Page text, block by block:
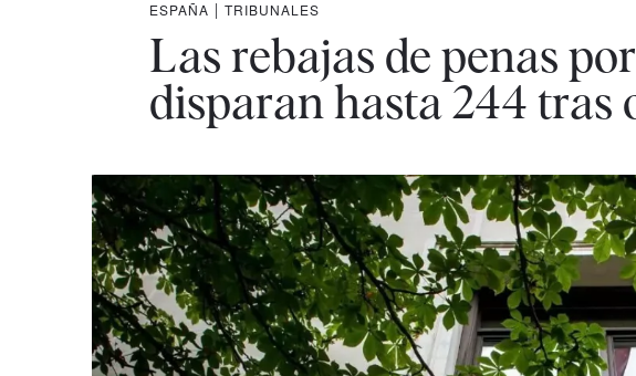
ESPAÑA | TRIBUNALES
Las rebajas de penas
disparan hasta 244 tras